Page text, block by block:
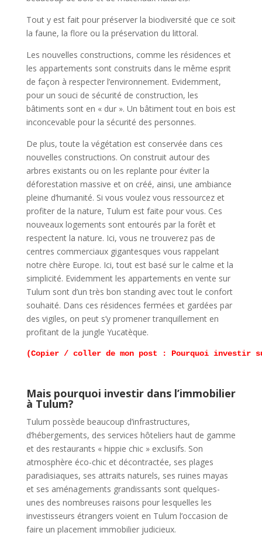
Tout y est fait pour préserver la biodiversité que ce soit
la faune, la flore ou la préservation du littoral.
Les nouvelles constructions, comme les résidences et
les appartements sont construits dans le même esprit
de façon à respecter l’environnement. Evidemment,
pour un souci de sécurité de construction, les
bâtiments sont en « dur ». Un bâtiment tout en bois est
inconcevable pour la sécurité des personnes.
De plus, toute la végétation est conservée dans ces
nouvelles constructions. On construit autour des
arbres existants ou on les replante pour éviter la
déforestation massive et on créé, ainsi, une ambiance
pleine d’humanité. Si vous voulez vous ressourcez et
profiter de la nature, Tulum est faite pour vous. Ces
nouveaux logements sont entourés par la forêt et
respectent la nature. Ici, vous ne trouverez pas de
centres commerciaux gigantesques vous rappelant
notre chère Europe. Ici, tout est basé sur le calme et la
simplicité. Evidemment les appartements en vente sur
Tulum sont d’un très bon standing avec tout le confort
souhaité. Dans ces résidences fermées et gardées par
des vigiles, on peut s’y promener tranquillement en
profitant de la jungle Yucatèque.
(Copier / coller de mon post : Pourquoi investir
Mais pourquoi investir dans l’immobilier
à Tulum?
Tulum possède beaucoup d’infrastructures,
d’hébergements, des services hôteliers haut de gamme
et des restaurants « hippie chic » exclusifs. Son
atmosphère éco-chic et décontractée, ses plages
paradisiaques, ses attraits naturels, ses ruines mayas
et ses aménagements grandissants sont quelques-
unes des nombreuses raisons pour lesquelles les
investisseurs étrangers voient en Tulum l’occasion de
faire un placement immobilier judicieux.